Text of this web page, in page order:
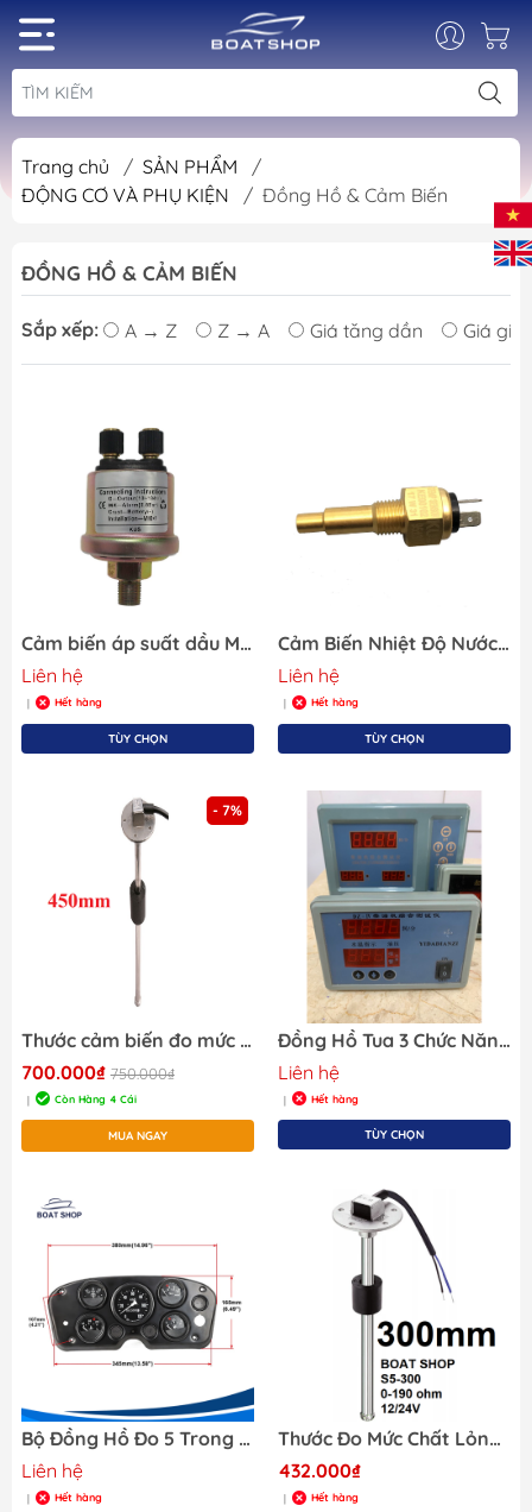
Trang chủ / SẢN PHẨM
/
ĐỘNG CƠ VÀ PHỤ KIỆN
/ Đồng Hồ & Cảm Biến
ĐỒNG HỒ & CẢM BIẾN
Sắp xếp: A → Z Z → A Giá tăng dần Giá
Cảm biến áp suất dầu M10*1.0 (0-10 Bar) 4*1.5 , Mã KE21108, SRP-TR-0-10
Liên hệ
| Hết hàng
TÙY CHỌN
Cảm Biến Nhiệt Độ Nước, Điện Áp 12/24, Dùng Cho Tàu Thuyền Cano, Size M14x1.5, Mã KE00102
Liên hệ
| Hết hàng
TÙY CHỌN
- 7%
Thước cảm biến đo mức chất lỏng KUS JS60064 dài 450mm, dùng đo mức nhiên liệu, dầu, nước cho bồn bể, tàu thuyền. Độ bền cao, đo ổn định.
700.000₫ 750.000₫
| Còn Hàng 4 Cái
MUA NGAY
Đồng Hồ Tua 3 Chức Năng - ĐH Điện Tử - Hiển thị vòng tua của máy thuỷ - Ứng dụng trong ngành tàu đánh cá
Liên hệ
| Hết hàng
TÙY CHỌN
Bộ Đồng Hồ Đo 5 Trong 1: Nhiệt Độ Nước, Điện Áp, Tốc Độ, Áp Suất Dầu và Mức Nhiên Liệu
Liên hệ
| Hết hàng
Thước Đo Mức Chất Lỏng Boat Shop Loại S5-E300, Dài 300mm, Mã JKS10085
432.000₫
| Hết hàng